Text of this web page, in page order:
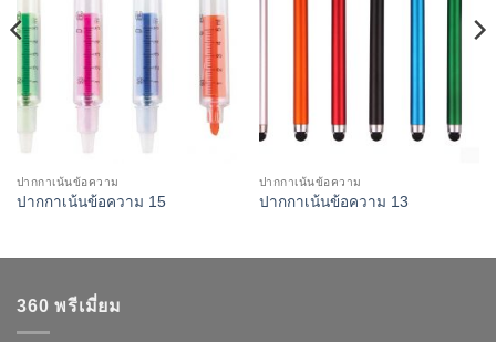
ปากกาเน้นข้อความ
ปากกาเน้นข้อความ 15
ปากกาเน้นข้อความ
ปากกาเน้นข้อความ 13
360 พรีเมี่ยม